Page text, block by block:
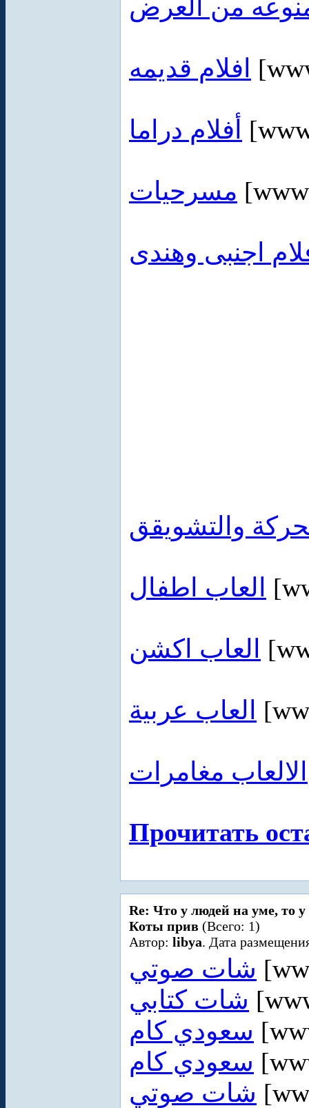
من العرض
افلام قديمه
أفلام دراما
مسرحيات
اجنبى وهندى
والتشويقق
العاب اطفال
العاب اكشن
العاب عربية
الالعاب مغامرات
Прочитать
Re: Что у людей на уме, то
Коты прив (Всего: 1)
Автор: libya. Дата
شات صوتي
شات كتابي
سعودي كام
سعودي كام
شات صوتي